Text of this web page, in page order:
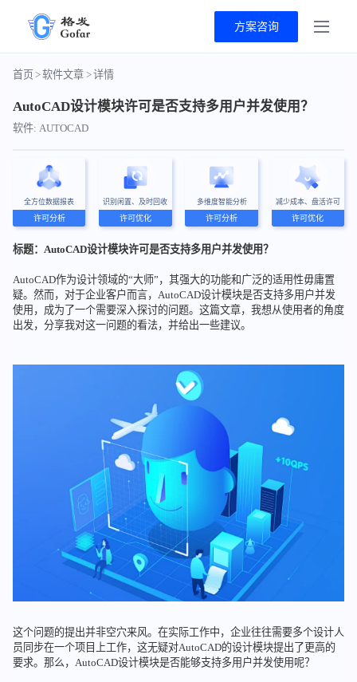
方案咨询
首页>软件文章 >详情
AutoCAD设计模块许可是否支持多用户并发使用？
软件: AUTOCAD
全方位数据报表
许可分析
识别闲置、及时回收
许可优化
多维度智能分析
许可分析
减少成本、盘活许可
许可优化
标题：AutoCAD设计模块许可是否支持多用户并发使用？
AutoCAD作为设计领域的“大师”，其强大的功能和广泛的适用性毋庸置
疑。然而，对于企业客户而言，AutoCAD设计模块是否支持多用户并发
使用，成为了一个需要深入探讨的问题。这篇文章，我想从使用者的角度
出发，分享我对这一问题的看法，并给出一些建议。
这个问题的提出并非空穴来风。在实际工作中，企业往往需要多个设计人
员同步在一个项目上工作，这无疑对AutoCAD的设计模块提出了更高的
要求。那么，AutoCAD设计模块是否能够支持多用户并发使用呢？